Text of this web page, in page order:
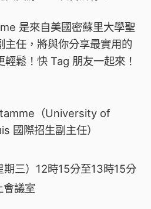
是來自美國密蘇里大學聖
主任，將與你分享最實用的
鬆！快 Tag 朋友一起來！
（University of
國際招生副主任）
期三）12時15分至13時15分
議室